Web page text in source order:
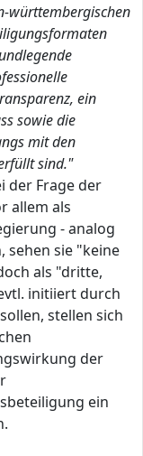
württembergischen
ein
sowie die
mit den
sind."
der Frage der
allem als
- analog
sehen sie "keine
als "dritte,
initiiert durch
stellen sich
der
ein